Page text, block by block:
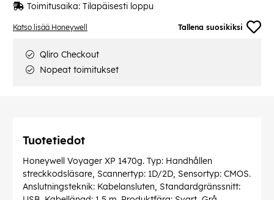
Katso lisää Honeywell Tallena suosikiksi
Toimitusaika: Tilapäisesti loppu
Qliro Checkout
Nopeat toimitukset
Tuotetiedot
Honeywell Voyager XP 1470g. Typ: Handhållen
streckkodsläsare, Scannertyp: 1D/2D, Sensortyp: CMOS.
Anslutningsteknik: Kabelansluten, Standardgränssnitt: